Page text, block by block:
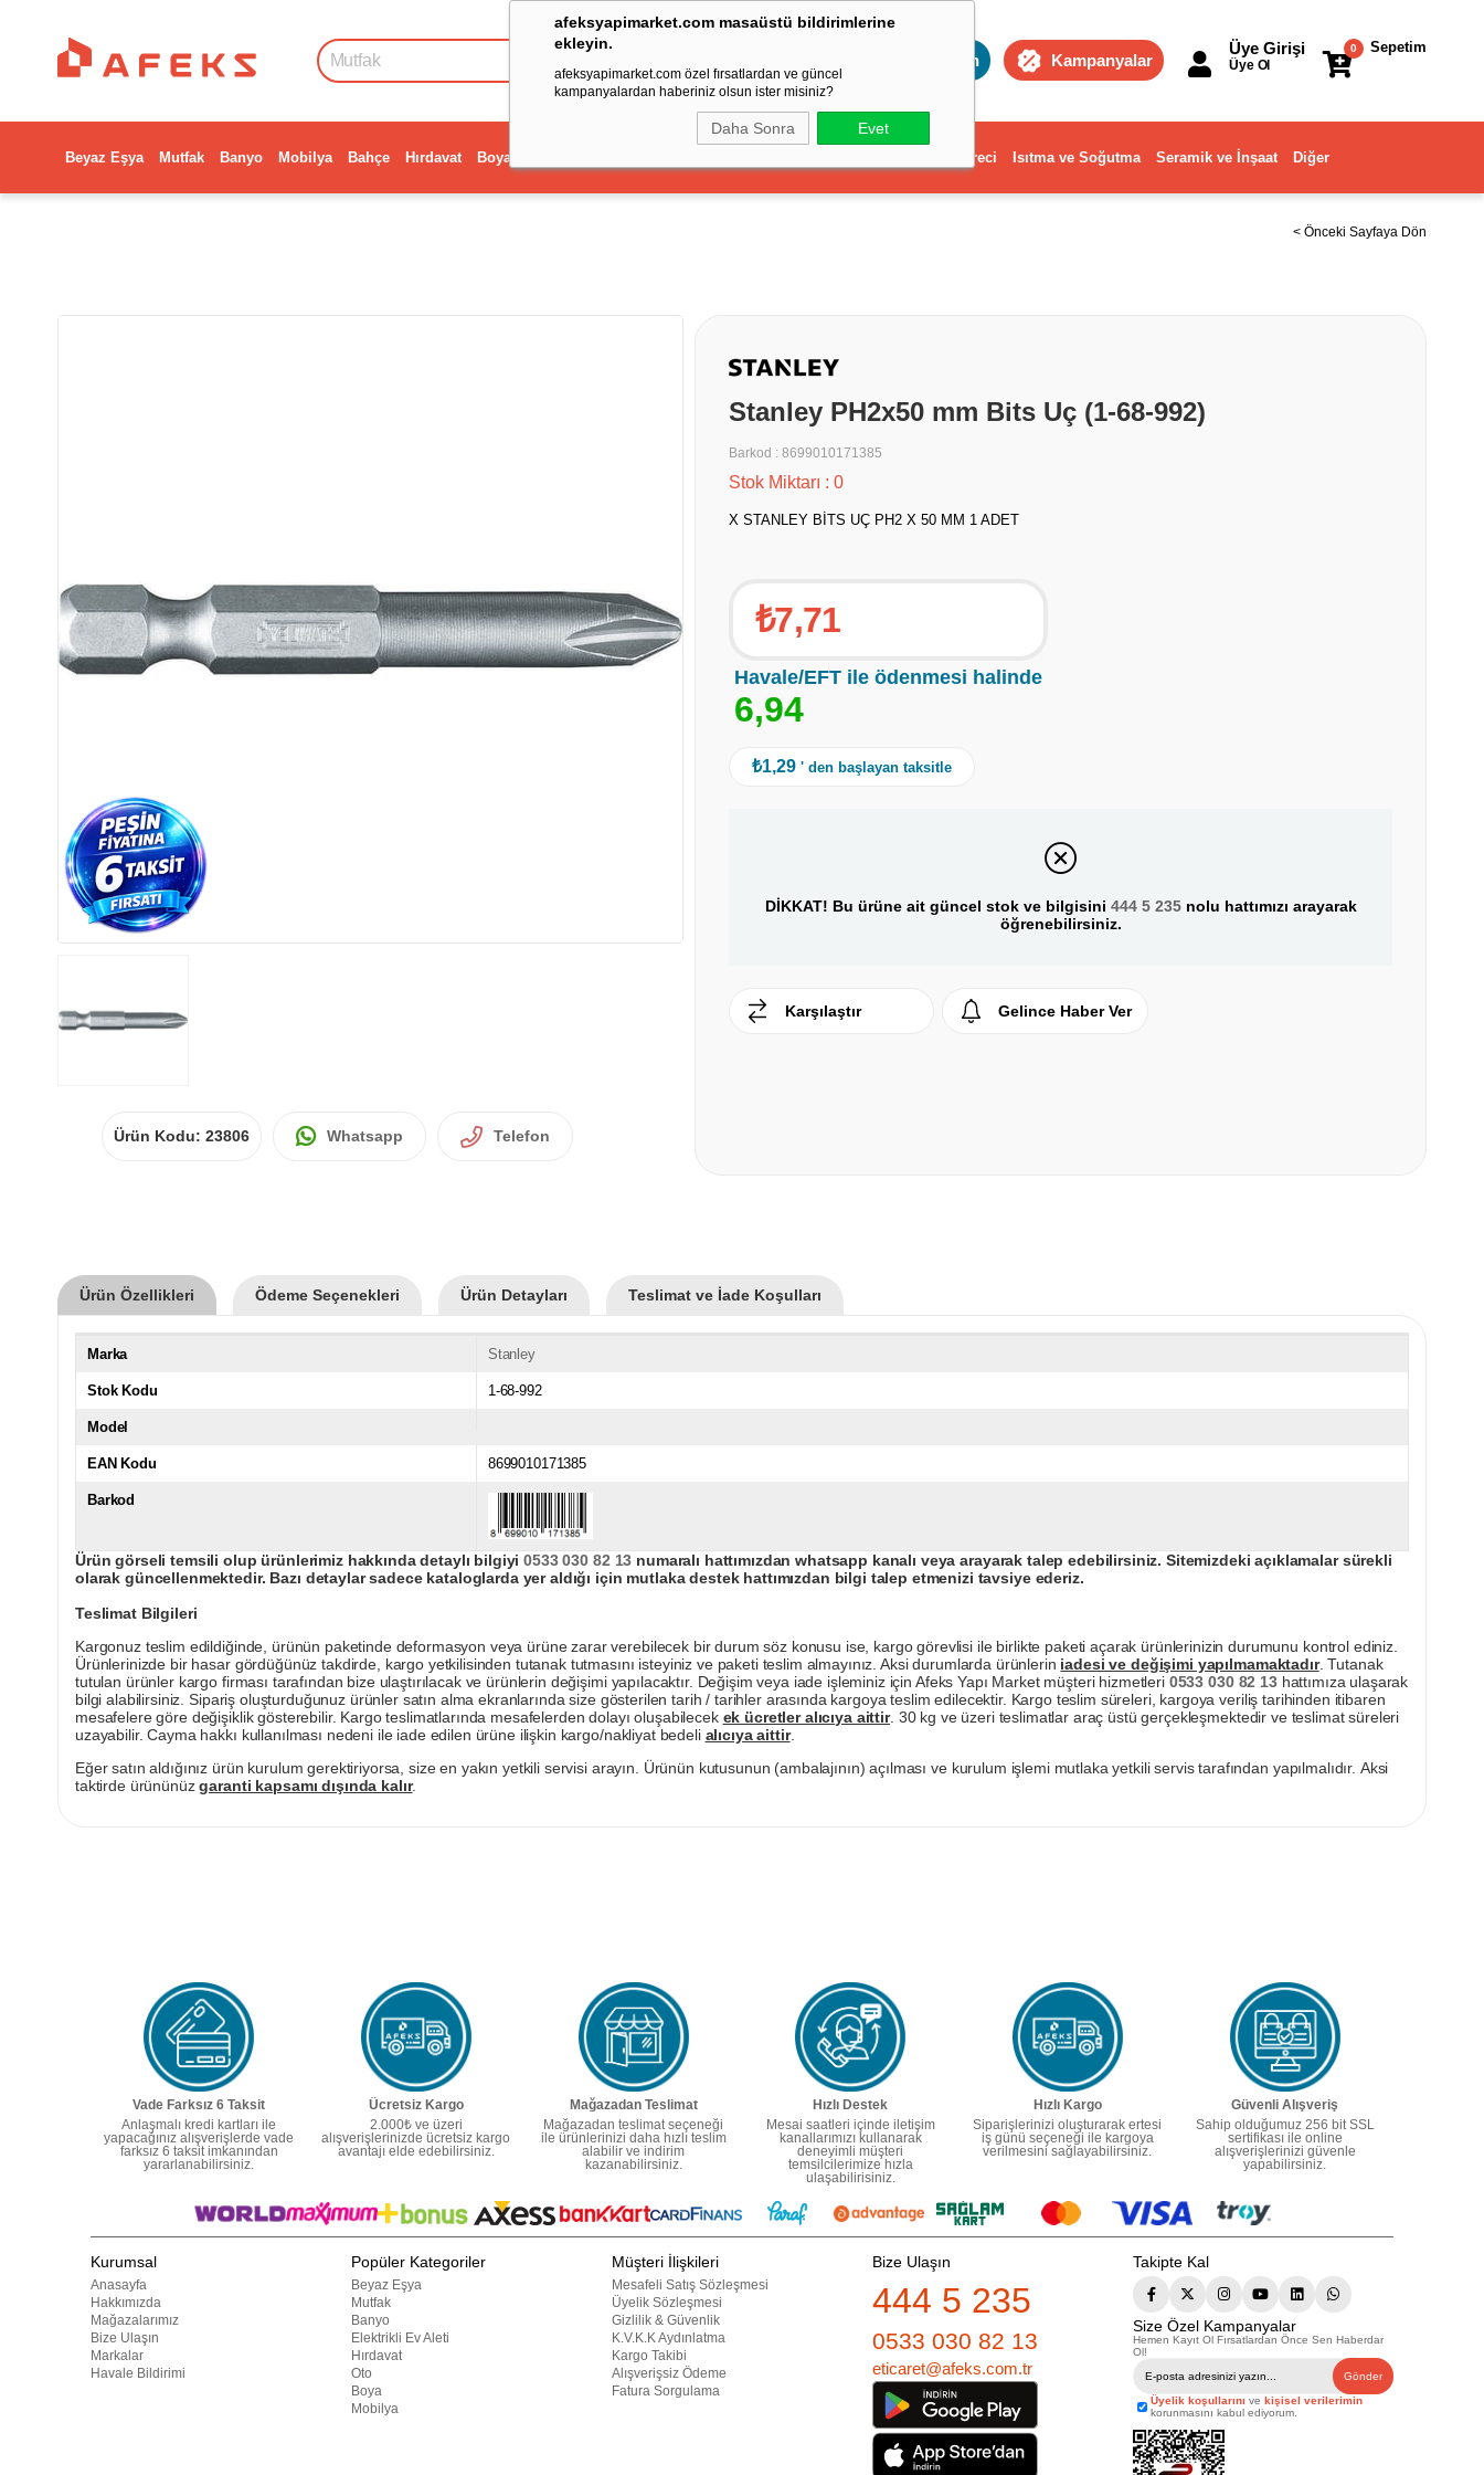
afeksyapimarket.com masaüstü bildirimlerine
ekleyin.
afeksyapimarket.com özel fırsatlardan ve güncel
kampanyalardan haberiniz olsun ister misiniz?
Daha Sonra Evet
Toptan Kampanyalar
Sepetim
0
Üye Girişi
Üye Ol
Beyaz Eşya Mutfak Banyo Mobilya Bahçe Hırdavat Boya Dekorasyon ve Ev Gereci Isıtma ve Soğutma Seramik ve İnşaat Diğer
< Önceki Sayfaya Dön
Ürün Kodu: 23806 Whatsapp Telefon
Stanley PH2x50 mm Bits Uç (1-68-992)
Barkod : 8699010171385
Stok Miktarı : 0
X STANLEY BİTS UÇ PH2 X 50 MM 1 ADET
₺7,71
Havale/EFT ile ödenmesi halinde
6,94
₺1,29 ' den başlayan taksitle
DİKKAT! Bu ürüne ait güncel stok ve bilgisini 444 5 235nolu hattımızı arayarak
öğrenebilirsiniz.
Karşılaştır Gelince Haber Ver
Ürün Özellikleri Ödeme Seçenekleri Ürün Detayları Teslimat ve İade Koşulları
Marka Stanley
Stok Kodu 1-68-992
Model
EAN Kodu 8699010171385
Barkod
Ürün görseli temsili olup ürünlerimiz hakkında detaylı bilgiyi0533 030 82 13 numaralı hattımızdan whatsapp kanalı veya arayarak talep edebilirsiniz. Sitemizdeki açıklamalar sürekli
olarak güncellenmektedir. Bazı detaylar sadece kataloglarda yer aldığı için mutlaka destek hattımızdan bilgi talep etmenizi tavsiye ederiz.
Teslimat Bilgileri
Kargonuz teslim edildiğinde, ürünün paketinde deformasyon veya ürüne zarar verebilecek bir durum söz konusu ise, kargo görevlisi ile birlikte paketi açarak ürünlerinizin durumunu kontrol ediniz.
Ürünlerinizde bir hasar gördüğünüz takdirde, kargo yetkilisinden tutanak tutmasını isteyiniz ve paketi teslim almayınız. Aksi durumlarda ürünlerin iadesi ve değişimi yapılmamaktadır. Tutanak
tutulan ürünler kargo firması tarafından bize ulaştırılacak ve ürünlerin değişimi yapılacaktır. Değişim veya iade işleminiz için Afeks Yapı Market müşteri hizmetleri 0533 030 82 13hattımıza ulaşarak
bilgi alabilirsiniz. Sipariş oluşturduğunuz ürünler satın alma ekranlarında size gösterilen tarih / tarihler arasında kargoya teslim edilecektir. Kargo teslim süreleri, kargoya veriliş tarihinden itibaren
mesafelere göre değişiklik gösterebilir. Kargo teslimatlarında mesafelerden dolayı oluşabilecek ek ücretler alıcıya aittir. 30 kg ve üzeri teslimatlar araç üstü gerçekleşmektedir ve teslimat süreleri
uzayabilir. Cayma hakkı kullanılması nedeni ile iade edilen ürüne ilişkin kargo/nakliyat bedeli alıcıya aittir.
Eğer satın aldığınız ürün kurulum gerektiriyorsa, size en yakın yetkili servisi arayın. Ürünün kutusunun (ambalajının) açılması ve kurulum işlemi mutlaka yetkili servis tarafından yapılmalıdır. Aksi
taktirde ürününüzgaranti kapsamı dışında kalır.
Vade Farksız 6 Taksit
Anlaşmalı kredi kartları ile
yapacağınız alışverişlerde vade
farksız 6 taksit imkanından
yararlanabilirsiniz.
Ücretsiz Kargo
2.000₺ ve üzeri
alışverişlerinizde ücretsiz kargo
avantajı elde edebilirsiniz.
Mağazadan Teslimat
Mağazadan teslimat seçeneği
ile ürünlerinizi daha hızlı teslim
alabilir ve indirim
kazanabilirsiniz.
Hızlı Destek
Mesai saatleri içinde iletişim
kanallarımızı kullanarak
deneyimli müşteri
temsilcilerimize hızla
ulaşabilirisiniz.
Hızlı Kargo
Siparişlerinizi oluşturarak ertesi
iş günü seçeneği ile kargoya
verilmesini sağlayabilirsiniz.
Güvenli Alışveriş
Sahip olduğumuz 256 bit SSL
sertifikası ile online
alışverişlerinizi güvenle
yapabilirsiniz.
Kurumsal
Anasayfa
Hakkımızda
Mağazalarımız
Bize Ulaşın
Markalar
Havale Bildirimi
Popüler Kategoriler
Beyaz Eşya
Mutfak
Banyo
Elektrikli Ev Aleti
Hırdavat
Oto
Boya
Mobilya
Müşteri İlişkileri
Mesafeli Satış Sözleşmesi
Üyelik Sözleşmesi
Gizlilik & Güvenlik
K.V.K.K Aydınlatma
Kargo Takibi
Alışverişsiz Ödeme
Fatura Sorgulama
Bize Ulaşın
444 5 235
0533 030 82 13
eticaret@afeks.com.tr
Takipte Kal
Size Özel Kampanyalar
Hemen Kayıt Ol Fırsatlardan Önce Sen Haberdar
Ol!
Gönder
Üyelik koşullarını ve kişisel verilerimin
korunmasını kabul ediyorum.